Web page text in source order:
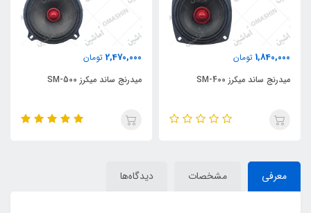
1,840,000 تومان
میدرنج ساند میکرز SM-400
2,470,000 تومان
میدرنج ساند میکرز SM-500
معرفی مشخصات دیدگاه‌ها